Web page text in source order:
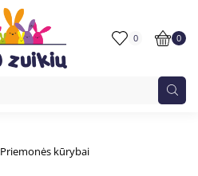
0 0
Priemonės kūrybai